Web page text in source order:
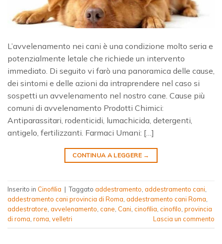
L’avvelenamento nei cani è una condizione molto seria e
potenzialmente letale che richiede un intervento
immediato. Di seguito vi farò una panoramica delle cause,
dei sintomi e delle azioni da intraprendere nel caso si
sospetti un avvelenamento nel nostro cane. Cause più
comuni di avvelenamento Prodotti Chimici:
Antiparassitari, rodenticidi, lumachicida, detergenti,
antigelo, fertilizzanti. Farmaci Umani: […]
CONTINUA A LEGGERE →
Inserito in Cinofilia | Taggato addestramento, addestramento cani,
addestramento cani provincia di Roma, addestramento cani Roma,
addestratore, avvelenamento, cane, Cani, cinofilia, cinofilo, provincia
di roma, roma, velletri Lascia un commento